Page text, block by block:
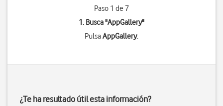
Paso 1 de 7
1. Busca "AppGallery"
PulsaAppGallery.
¿Te ha resultado útil esta información?